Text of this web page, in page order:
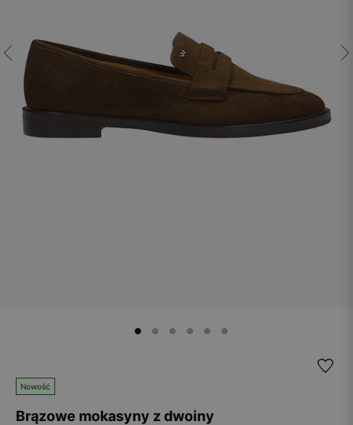
Nowość
Brązowe mokasyny z dwoiny